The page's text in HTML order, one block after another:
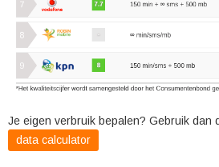
Je eigen verbruik bepalen? Gebruik dan
data calculator